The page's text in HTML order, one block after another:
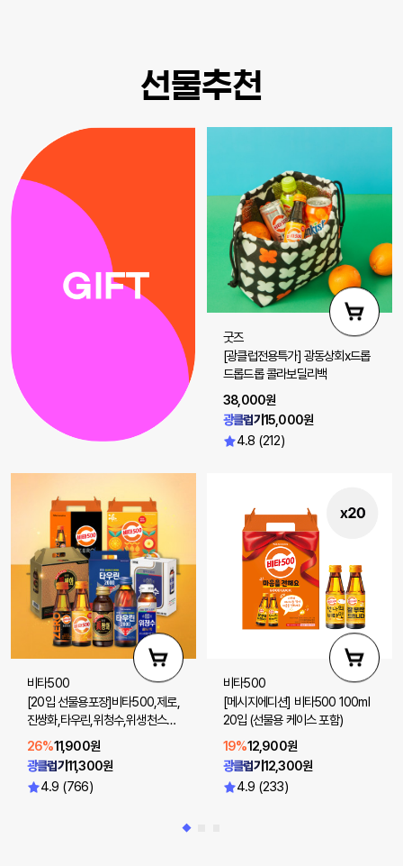
선물추천
굿즈
[광클럽전용특가] 광동상회x드롭
드롭드롭 콜라보딜리백
38,000원
광클럽가15,000원
4.8 (212)
비타500
[20입 선물용포장]비타500,제로,
진쌍화,타우린,위청수,위생천스파
클링제로 20입
26%11,900원
광클럽가11,300원
4.9 (766)
비타500
[메시지에디션] 비타500 100ml
20입 (선물용 케이스 포함)
19%12,900원
광클럽가12,300원
4.9 (233)